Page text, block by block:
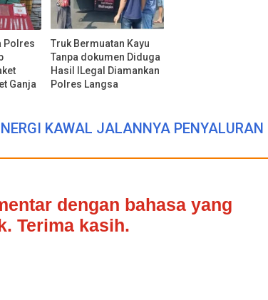
Polres
Ganja
Truk Bermuatan Kayu
Tanpa dokumen Diduga
Hasil ILegal Diamankan
Polres Langsa
KAWAL JALANNYA PENYALURAN
dengan bahasa yang
Terima kasih.